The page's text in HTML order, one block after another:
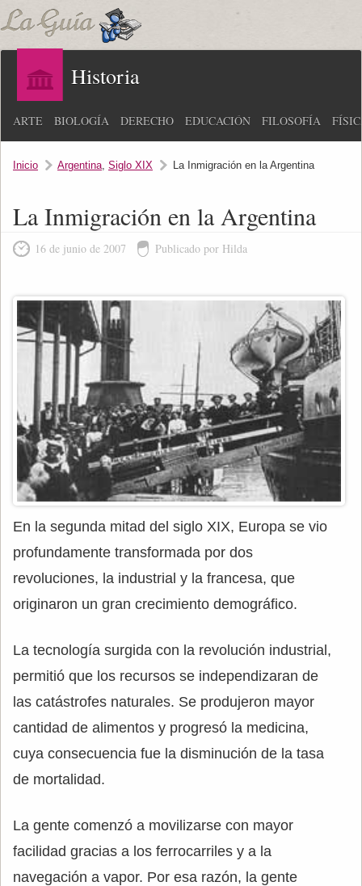
Historia
ARTE BIOLOGÍA DERECHO EDUCACIÓN FILOSOFÍA
Inicio Argentina, Siglo XIX La Inmigración en la Argentina
La Inmigración en la Argentina
16 de junio de 2007 Publicado por Hilda
En la segunda mitad del siglo XIX, Europa se vio
profundamente transformada por dos
revoluciones, la industrial y la francesa, que
originaron un gran crecimiento demográfico.
La tecnología surgida con la revolución industrial,
permitió que los recursos se independizaran de
las catástrofes naturales. Se produjeron mayor
cantidad de alimentos y progresó la medicina,
cuya consecuencia fue la disminución de la tasa
de mortalidad.
La gente comenzó a movilizarse con mayor
facilidad gracias a los ferrocarriles y a la
navegación a vapor. Por esa razón, la gente